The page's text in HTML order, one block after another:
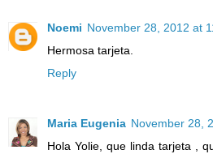
Noemi November 28, 2012 at
Hermosa tarjeta.
Reply
Maria Eugenia November 28,
Hola Yolie, que linda tarjeta ,